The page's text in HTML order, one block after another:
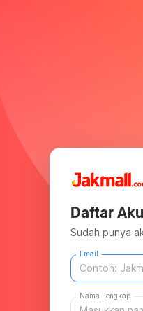
Daftar
Sudah punya
Email
Nama Lengkap